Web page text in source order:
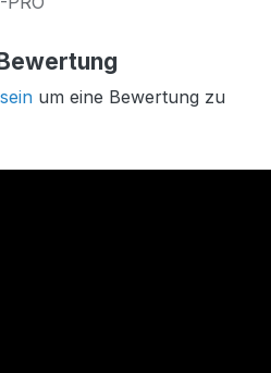
um eine Bewertung zu